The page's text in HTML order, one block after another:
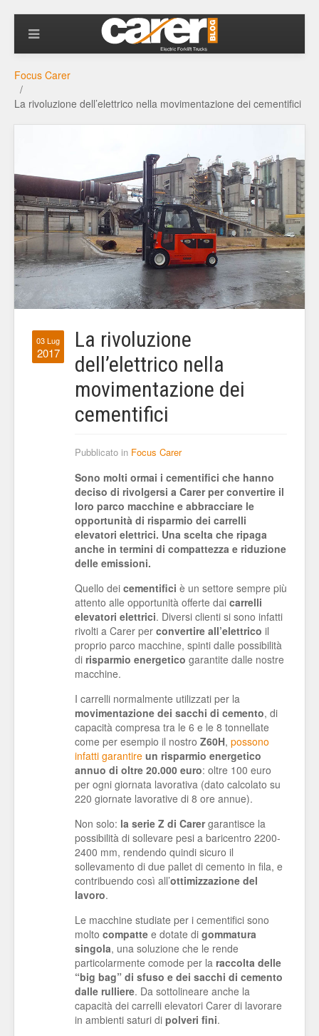
Focus Carer
La rivoluzione dell’elettrico nella movimentazione dei cementifici
03 Lug
2017
La rivoluzione
dell’elettrico nella
movimentazione dei
cementifici
Pubblicato in Focus Carer
Sono molti ormai i cementifici che hanno
deciso di rivolgersi a Carer per convertire il
loro parco macchine e abbracciare le
opportunità di risparmio dei carrelli
elevatori elettrici. Una scelta che ripaga
anche in termini di compattezza e riduzione
delle emissioni.
Quello dei cementifici è un settore sempre più
attento alle opportunità offerte dai carrelli
elevatori elettrici. Diversi clienti si sono infatti
rivolti a Carer per convertire all’elettrico il
proprio parco macchine, spinti dalle possibilità
di risparmio energetico garantite dalle nostre
macchine.
I carrelli normalmente utilizzati per la
movimentazione dei sacchi di cemento, di
capacità compresa tra le 6 e le 8 tonnellate
come per esempio il nostro Z60H, possono
infatti garantire un risparmio energetico
annuo di oltre 20.000 euro: oltre 100 euro
per ogni giornata lavorativa (dato calcolato su
220 giornate lavorative di 8 ore annue).
Non solo: la serie Z di Carergarantisce la
possibilità di sollevare pesi a baricentro 2200-
2400 mm, rendendo quindi sicuro il
sollevamento di due pallet di cemento in fila, e
contribuendo così all’ottimizzazione del
lavoro.
Le macchine studiate per i cementifici sono
molto compatte e dotate di gommatura
singola, una soluzione che le rende
particolarmente comode per la raccolta delle
“big bag” di sfuso e dei sacchi di cemento
dalle rulliere. Da sottolineare anche la
capacità dei carrelli elevatori Carer di lavorare
in ambienti saturi di polveri fini.